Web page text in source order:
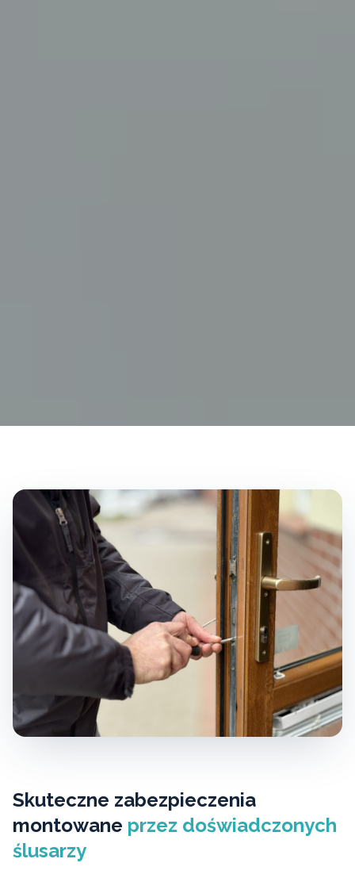
Skuteczne zabezpieczenia
montowane przez doświadczonych
ślusarzy